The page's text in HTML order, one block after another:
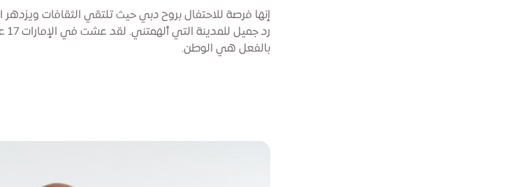
إنها فرصة للاحتفال بروح دبي حيث تلتقي الثقافات ويزدهر
بالفعل هي الوطن.